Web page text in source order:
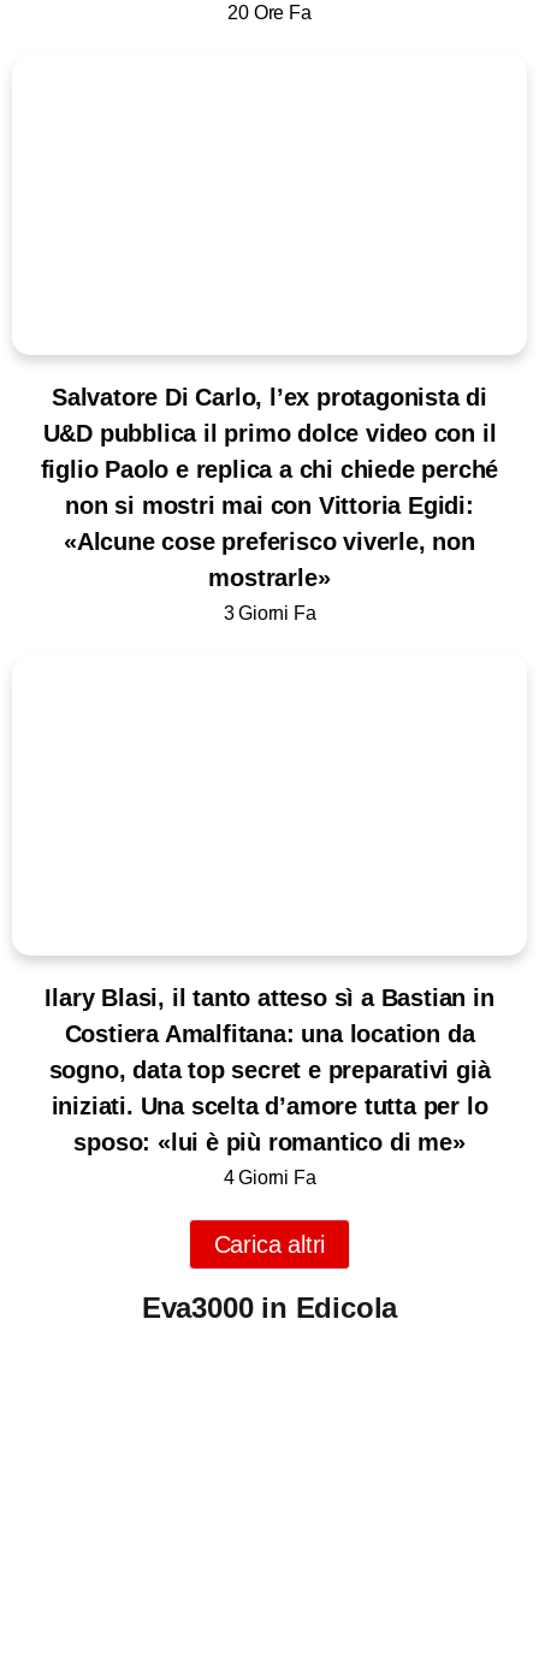
20 Ore Fa
Salvatore Di Carlo, l’ex protagonista di
U&D pubblica il primo dolce video con il
figlio Paolo e replica a chi chiede perché
non si mostri mai con Vittoria Egidi:
«Alcune cose preferisco viverle, non
mostrarle»
3 Giorni Fa
Ilary Blasi, il tanto atteso sì a Bastian in
Costiera Amalfitana: una location da
sogno, data top secret e preparativi già
iniziati. Una scelta d’amore tutta per lo
sposo: «lui è più romantico di me»
4 Giorni Fa
Carica altri
Eva3000 in Edicola